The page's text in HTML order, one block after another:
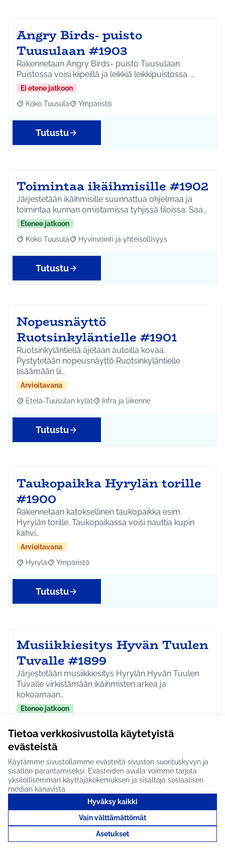
Tietoa verkkosivustolla käytetyistä
evästeistä
Käytämme sivustollamme evästeitä sivuston suorituskyvyn ja
sisällön parantamiseksi. Evästeiden avulla voimme tarjota
yksilöllisemmän käyttäjäkokemuksen ja sisältöjä sosiaalisen
median kanavista.
Hyväksy kaikki
Vain välttämättömät
Asetukset
Angry Birds- puisto
Tuusulaan #1903
Rakennetaan Angry Birds- puisto Tuusulaan.
Puistossa voisi kiipeillä ja leikkiä leikkipuistossa. …
Ei etene jatkoon
Rajaa tulokset aihepiirin mukaan: Koko Tuusula
Koko Tuusula Rajaa tulokset teeman mukaan: Ympäristö
Ympäristö
Tutustu
Toimintaa ikäihmisille #1902
Järjestetään ikäihmisille suunnattua ohjelmaa ja
toimintaa kunnan omistamissa tyhjissä tiloissa. Saa…
Etenee jatkoon
Rajaa tulokset aihepiirin mukaan: Koko Tuusula
Koko Tuusula Rajaa tulokset teeman mukaan: Hyvinvointi ja
Hyvinvointi ja yhteisöllisyys
Tutustu
Nopeusnäyttö
Ruotsinkyläntielle #1901
Ruotsinkyläntiellä ajetaan autoilla kovaa.
Pystytetään nopeusnäyttö Ruotsinkyläntielle
lisäämään lii…
Arvioitavana
Rajaa tulokset aihepiirin mukaan: Etelä-Tuusulan kylät
Etelä-Tuusulan kylät Rajaa tulokset teeman mukaan: Infra ja
Infra ja liikenne
Tutustu
Taukopaikka Hyrylän torille
#1900
Rakennetaan katoksellinen taukopaikka esim.
Hyrylän torille. Taukopaikassa voisi nauttia kupin
kahvi…
Arvioitavana
Rajaa tulokset aihepiirin mukaan: Hyrylä
Hyrylä Rajaa tulokset teeman mukaan: Ympäristö
Ympäristö
Tutustu
Musiikkiesitys Hyvän Tuulen
Tuvalle #1899
Järjestetään musiikkiesitys Hyrylän Hyvän Tuulen
Tuvalle virkistämään ikäihmisten arkea ja
kokoamaan…
Etenee jatkoon
Rajaa tulokset aihepiirin mukaan: Koko Tuusula
Rajaa tulokset teeman mukaan: Kulttuuri ja
Tutustu
Ravintolapäivä Hyrylän
torilla #1898
Järjestetään ravintolapäivä tai sen kaltainen